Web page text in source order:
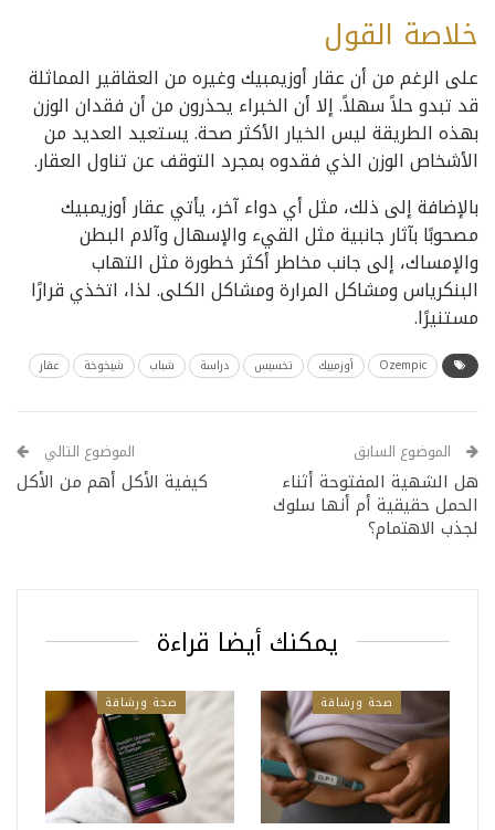
خلاصة القول
على الرغم من أن عقار أوزيمبيك وغيره من العقاقير المماثلة
قد تبدو حلاً سهلاً. إلا أن الخبراء يحذرون من أن فقدان الوزن
بهذه الطريقة ليس الخيار الأكثر صحة. يستعيد العديد من
الأشخاص الوزن الذي فقدوه بمجرد التوقف عن تناول العقار.
بالإضافة إلى ذلك، مثل أي دواء آخر، يأتي عقار أوزيمبيك
مصحوبًا بآثار جانبية مثل القيء والإسهال وآلام البطن
والإمساك، إلى جانب مخاطر أكثر خطورة مثل التهاب
البنكرياس ومشاكل المرارة ومشاكل الكلى. لذا، اتخذي قرارًا
مستنيرًا.
Ozempic أوزمبيك تخسيس دراسة شباب شيخوخة عقار
الموضوع السابق
هل الشهية المفتوحة أثناء
الحمل حقيقية أم أنها سلوك
لجذب الاهتمام؟
الموضوع التالي
كيفية الأكل أهم من الأكل
يمكنك أيضا قراءة
صحة ورشاقة صحة ورشاقة